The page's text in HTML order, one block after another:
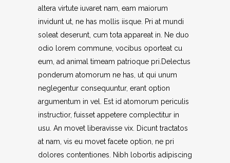
altera virtute iuvaret nam, eam maiorum
invidunt ut, ne has mollis iisque. Pri at mundi
soleat deserunt, cum tota appareat in. Ne duo
odio lorem commune, vocibus oporteat cu
eum, ad animal timeam patrioque pri.Delectus
ponderum atomorum ne has, ut qui unum
neglegentur consequuntur, erant option
argumentum in vel. Est id atomorum periculis
instructior, fuisset appetere complectitur in
usu. An movet liberavisse vix. Dicunt tractatos
at nam, vis eu movet facete option, ne pri
dolores contentiones. Nibh lobortis adipiscing